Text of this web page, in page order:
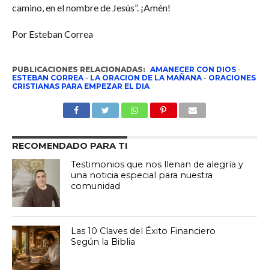
camino, en el nombre de Jesús”. ¡Amén!
Por Esteban Correa
PUBLICACIONES RELACIONADAS: AMANECER CON DIOS-
ESTEBAN CORREA- LA ORACION DE LA MAÑANA- ORACIONES
CRISTIANAS PARA EMPEZAR EL DIA
RECOMENDADO PARA TI
Testimonios que nos llenan de alegría y
una noticia especial para nuestra
comunidad
Las 10 Claves del Éxito Financiero
Según la Biblia